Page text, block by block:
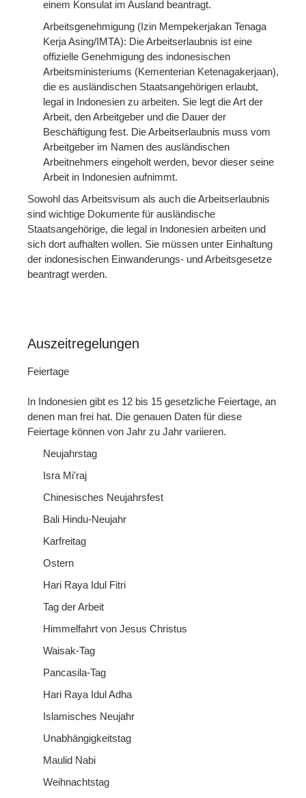
einem Konsulat im Ausland beantragt.
Arbeitsgenehmigung (Izin Mempekerjakan Tenaga
Kerja Asing/IMTA): Die Arbeitserlaubnis ist eine
offizielle Genehmigung des indonesischen
Arbeitsministeriums (Kementerian Ketenagakerjaan),
die es ausländischen Staatsangehörigen erlaubt,
legal in Indonesien zu arbeiten. Sie legt die Art der
Arbeit, den Arbeitgeber und die Dauer der
Beschäftigung fest. Die Arbeitserlaubnis muss vom
Arbeitgeber im Namen des ausländischen
Arbeitnehmers eingeholt werden, bevor dieser seine
Arbeit in Indonesien aufnimmt.
Sowohl das Arbeitsvisum als auch die Arbeitserlaubnis
sind wichtige Dokumente für ausländische
Staatsangehörige, die legal in Indonesien arbeiten und
sich dort aufhalten wollen. Sie müssen unter Einhaltung
der indonesischen Einwanderungs- und Arbeitsgesetze
beantragt werden.
Auszeitregelungen
Feiertage
In Indonesien gibt es 12 bis 15 gesetzliche Feiertage, an
denen man frei hat. Die genauen Daten für diese
Feiertage können von Jahr zu Jahr variieren.
Neujahrstag
Isra Mi'raj
Chinesisches Neujahrsfest
Bali Hindu-Neujahr
Karfreitag
Ostern
Hari Raya Idul Fitri
Tag der Arbeit
Himmelfahrt von Jesus Christus
Waisak-Tag
Pancasila-Tag
Hari Raya Idul Adha
Islamisches Neujahr
Unabhängigkeitstag
Maulid Nabi
Weihnachtstag